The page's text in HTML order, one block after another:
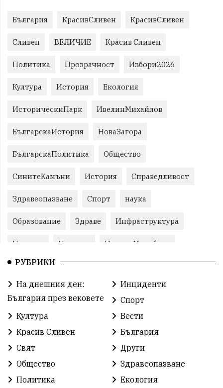
България КрасивСливен КрасивСливен
Сливен ВЕЛИЧИЕ Красив Сливен
Политика Прозрачност Избори2026
Култура История Екология
ИсторическиПарк ИвелинМихайлов
БългарскаИстория НоваЗагора
БългарскаПолитика Общество
СинитеКамъни История Справедливост
Здравеопазване Спорт наука
Образование Здраве Инфраструктура
Пеевски Протест ИвелинМихайлов
Свобода
Празник РадостинВасилев ЛекаАтлетика
Ямбол КироБрейка БългарскиСпорт
ОбщественИнтерес
ГражданскоОбщество земеделие
РУБРИКИ
На днешния ден:
България през вековете
Инциденти
Спорт
Култура
Вести
Красив Сливен
България
Свят
Други
Общество
Здравеопазване
Политика
Екология